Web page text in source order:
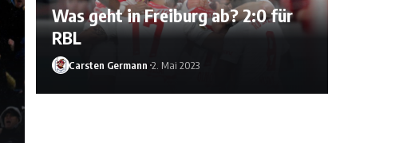
Was geht in Freiburg ab? 2:0 für
RBL
Carsten Germann 2. Mai 2023